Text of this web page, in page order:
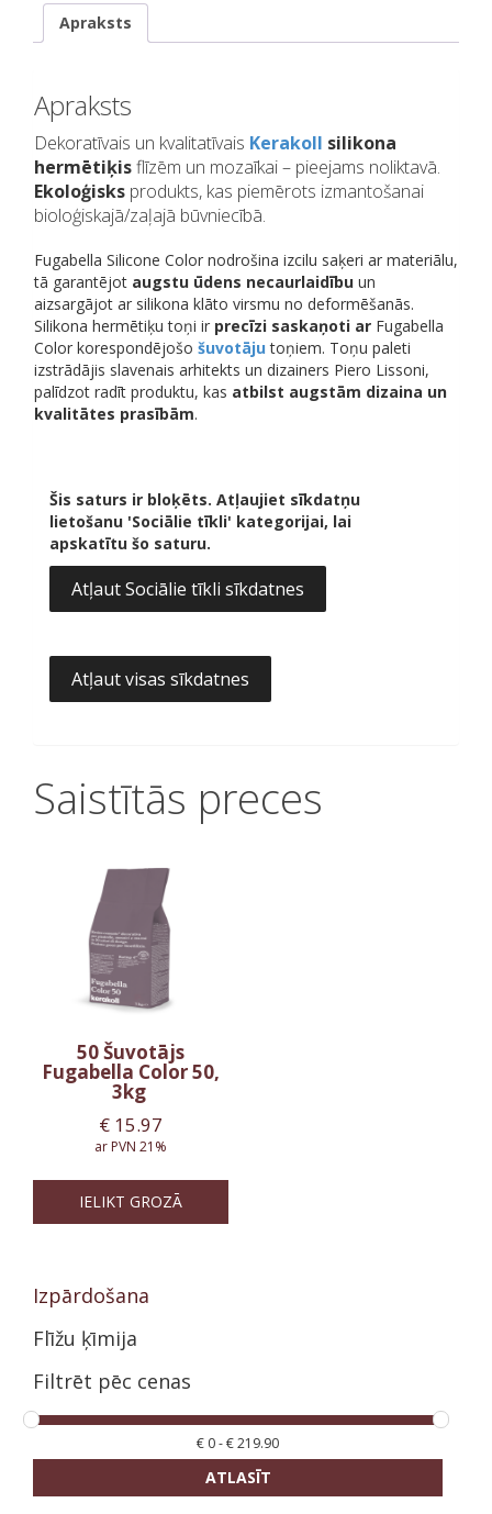
Apraksts
Apraksts
Dekoratīvais un kvalitatīvais Kerakoll silikona
hermētiķisflīzēm un mozaīkai – pieejams noliktavā.
Ekoloģisks produkts, kas piemērots izmantošanai
bioloģiskajā/zaļajā būvniecībā.
Fugabella Silicone Color nodrošina izcilu saķeri ar materiālu,
tā garantējot augstu ūdens necaurlaidību un
aizsargājot ar silikona klāto virsmu no deformēšanās.
Silikona hermētiķu toņi ir precīzi saskaņoti ar Fugabella
Color korespondējošo šuvotājutoņiem. Toņu paleti
izstrādājis slavenais arhitekts un dizainers Piero Lissoni,
palīdzot radīt produktu, kas atbilst augstām dizaina un
kvalitātes prasībām.
Šis saturs ir bloķēts. Atļaujiet sīkdatņu
lietošanu 'Sociālie tīkli' kategorijai, lai
apskatītu šo saturu.
Atļaut Sociālie tīkli sīkdatnes
Atļaut visas sīkdatnes
Saistītās preces
50 Šuvotājs
Fugabella Color 50,
3kg
€ 15.97
ar PVN 21%
IELIKT GROZĀ
Izpārdošana
Flīžu ķīmija
Filtrēt pēc cenas
€ 0-€219.90
ATLASĪT